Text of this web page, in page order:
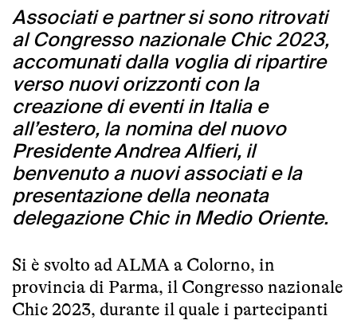
Associati e partner si sono ritrovati
al Congresso nazionale Chic 2023,
accomunati dalla voglia di ripartire
verso nuovi orizzonti con la
creazione di eventi in Italia e
all’estero, la nomina del nuovo
Presidente Andrea Alfieri, il
benvenuto a nuovi associati e la
presentazione della neonata
delegazione Chic in Medio Oriente.
Si è svolto ad ALMA a Colorno, in
provincia di Parma, il Congresso nazionale
Chic 2023, durante il quale i partecipanti